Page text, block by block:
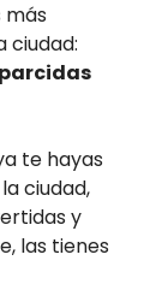
más
ciudad:
te hayas
ciudad,
y
las tienes